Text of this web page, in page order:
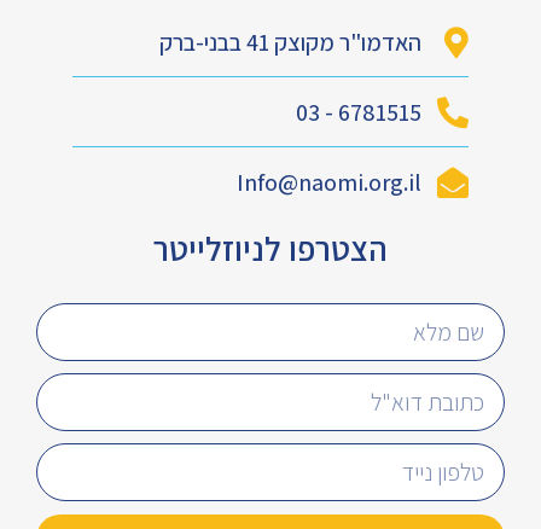
האדמו"ר מקוצק 41 בבני-ברק
6781515 - 03
Info@naomi.org.il
הצטרפו לניוזלייטר